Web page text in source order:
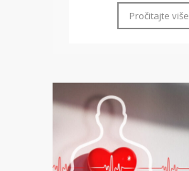
Pročitajte više